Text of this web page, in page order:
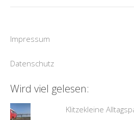
Impressum
Datenschutz
Wird viel gelesen:
Klitzekleine